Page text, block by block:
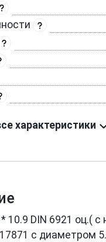
характеристики
10.9 DIN 6921 оц.( c
с диаметром